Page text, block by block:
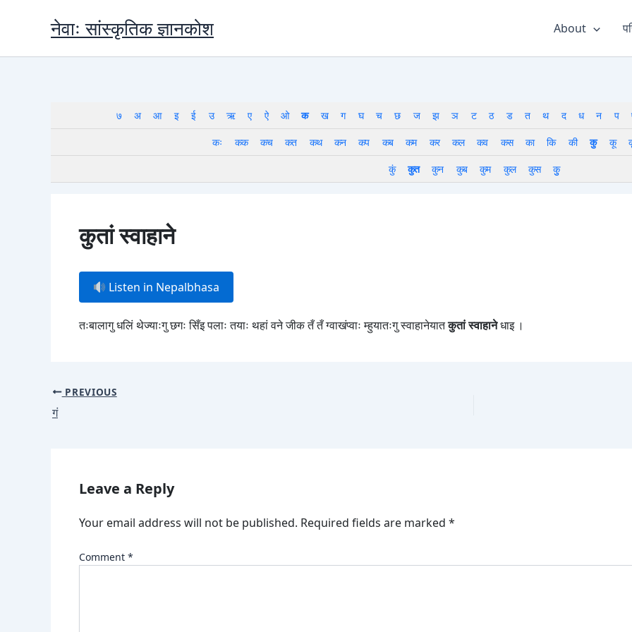
नेवाः सांस्कृतिक ज्ञानकोश About
७ अ आ इ ई उ ऋ ए ऐ ओ क ख ग घ च छ ज झ ञ ट ठ ड त थ द ध न प
कः
कक कच कत कथ कन कप कब कम कर कल कव कस का कि की कु कू
कुं
कुत कुन कुब कुम कुल कुस कुु
कुतां स्वाहाने
Listen in Nepalbhasa
तःबालागु धलिं थेज्याःगु छगः सिँइ पलाः तयाः थहां वने जीक तँ तँ ग्वाखंप्वाः म्हुयातःगु स्वाहानेयातकुतां स्वाहानेधाइ ।
PREVIOUS
गं
Leave a Reply
Your email address will not be published. Required fields are marked *
Comment *